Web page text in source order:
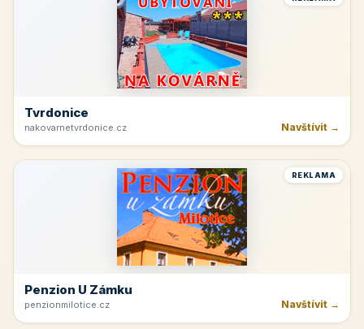
Tvrdonice
nakovarnetvrdonice.cz Navštívit →
REKLAMA
Penzion U Zámku
penzionmilotice.cz Navštívit →